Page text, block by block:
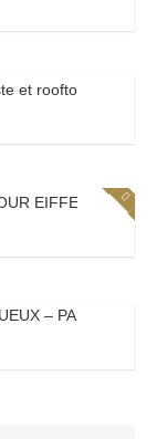
et rooftop
EIFFEL – PARIS
– PARIS I –